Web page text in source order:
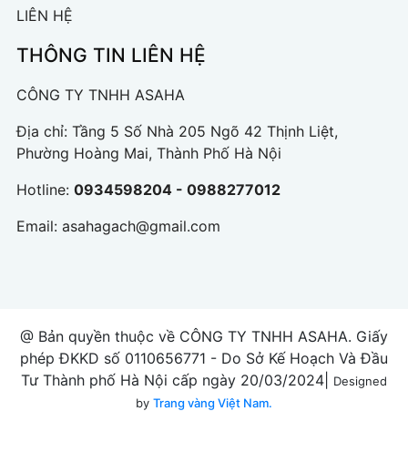
LIÊN HỆ
THÔNG TIN LIÊN HỆ
CÔNG TY TNHH ASAHA
Địa chỉ: Tầng 5 Số Nhà 205 Ngõ 42 Thịnh Liệt,
Phường Hoàng Mai, Thành Phố Hà Nội
Hotline: 0934598204 - 0988277012
Email: asahagach@gmail.com
@ Bản quyền thuộc về CÔNG TY TNHH ASAHA. Giấy
phép ĐKKD số 0110656771 - Do Sở Kế Hoạch Và Đầu
Tư Thành phố Hà Nội cấp ngày 20/03/2024|
Designed
by Trang vàng Việt Nam.